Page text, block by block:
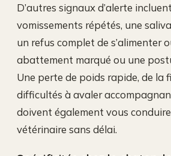
D’autres signaux d’alerte
vomissements répétés, une
un refus complet de s’alimenter
abattement marqué ou une
Une perte de poids rapide, de la
difficultés à avaler
doivent également vous
vétérinaire sans délai.